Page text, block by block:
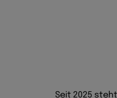
Seit 2025